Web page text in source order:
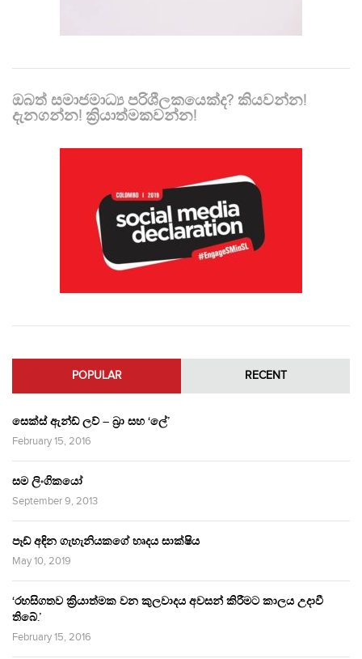
ඔබත් සමාජමාධ්‍ය පරිශීලකයෙක්ද? කියවන්න!
දැනගන්න! ක්‍රියාත්මකවන්න!
POPULAR RECENT
සෙක්ස් ඇන්ඩ් ලව් – බ්‍රා සහ ‘ලේ’
February 15, 2016
සම ලිංගිකයෝ
September 9, 2013
පෑඩ් අඳින ගැහැනියකගේ හෘදය සාක්ෂිය
May 10, 2019
‘රහසිගතව ක්‍රියාත්මක වන කුලවාදය අවසන් කිරීමට කාලය උදාවී
තිබේ.’
February 15, 2016